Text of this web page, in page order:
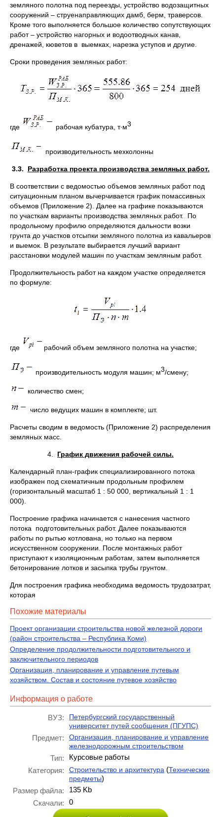
земляного полотна под переезды, устройство водозащитных
сооружений – струенаправляющих дамб, берм, траверсов.
Кроме того выполняется большое количество сопутствующих
работ – устройство нагорных и водоотводных канав,
дренажей, кюветов в выемках, нарезка уступов и другие.
Сроки проведения земляных работ:
где рабочая кубатура, т∙м3
производительность мехколонны
3.3. Разработка проекта производства земляных работ.
В соответствии с ведомостью объемов земляных работ под
ситуационным планом вычерчивается график помассивных
объемов (Приложение 2). Далее на графике показываются
по участкам варианты производства земляных работ. По
продольному профилю определяются дальности возки
грунта до участков отсыпки земляного полотна из кавальеров
и выемок. В результате выбирается лучший вариант
расстановки модулей машин по участкам земляным работ.
Продолжительность работ на каждом участке определяется
по формуле:
где рабочий объем земляного полотна на участке;
производительность модуля машин; м3/смену;
количество смен;
число ведущих машин в комплекте; шт.
Расчеты сводим в ведомость (Приложение 2) распределения
земляных масс.
4. График движения рабочей силы.
Календарный план-график специализированного потока
изображен под схематичным продольным профилем
(горизонтальный масштаб 1 : 50 000, вертикальный 1 : 1
000).
Построение графика начинается с нанесения частного
потока подготовительных работ. Далее показываются
работы по рытью котлована, но только на первом
искусственном сооружении. После монтажных работ
приступают к изоляционным работам, затем выполняется
бетонирование лотков и засыпка трубы грунтом.
Для построения графика необходима ведомость трудозатрат,
которая
Похожие материалы
Проект организации строительства новой железной дороги
(район строительства – Республика Коми)
Определение продолжительности подготовительного и
заключительного периодов
Организация, планирование и управление путевым
хозяйством. Состав и состояние путевое хозяйство
Информация о работе
ВУЗ:
Петербургский государственный
университет путей сообщения (ПГУПС)
Предмет:
Организация, планирование и управление
железнодорожным строительством
Тип:
Курсовые работы
Категория:
Строительство и архитектура (Технические
предметы)
Размер файла:
135 Kb
Скачали:
0